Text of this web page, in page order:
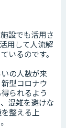
設でも活用さ
用して人流解
いるのです。
の人数が来
型コロナウ
られるよう
混雑を避けな
整える上